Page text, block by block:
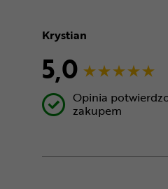
Krystian
5,0
Opinia
zakupem